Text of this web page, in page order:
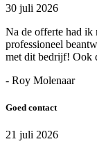
30 juli 2026
Na de offerte had ik
professioneel
met dit bedrijf! Ook
- Roy Molenaar
Goed contact
21 juli 2026